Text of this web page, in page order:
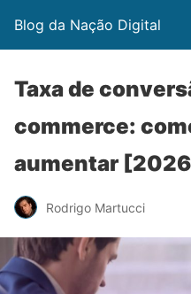
Blog da Nação Digital
Taxa de
commerce:
aumentar
Rodrigo Martucci